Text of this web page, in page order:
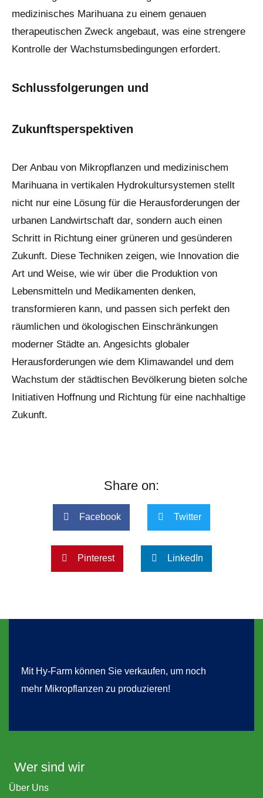
medizinisches Marihuana zu einem genauen
therapeutischen Zweck angebaut, was eine strengere
Kontrolle der Wachstumsbedingungen erfordert.
Schlussfolgerungen und
Zukunftsperspektiven
Der Anbau von Mikropflanzen und medizinischem
Marihuana in vertikalen Hydrokultursystemen stellt
nicht nur eine Lösung für die Herausforderungen der
urbanen Landwirtschaft dar, sondern auch einen
Schritt in Richtung einer grüneren und gesünderen
Zukunft. Diese Techniken zeigen, wie Innovation die
Art und Weise, wie wir über die Produktion von
Lebensmitteln und Medikamenten denken,
transformieren kann, und passen sich perfekt den
räumlichen und ökologischen Einschränkungen
moderner Städte an. Angesichts globaler
Herausforderungen wie dem Klimawandel und dem
Wachstum der städtischen Bevölkerung bieten solche
Initiativen Hoffnung und Richtung für eine nachhaltige
Zukunft.
Share on:
Facebook Twitter
Pinterest LinkedIn
Mit Hy-Farm können Sie verkaufen, um noch
mehr Mikropflanzen zu produzieren!
Wer sind wir
Über Uns